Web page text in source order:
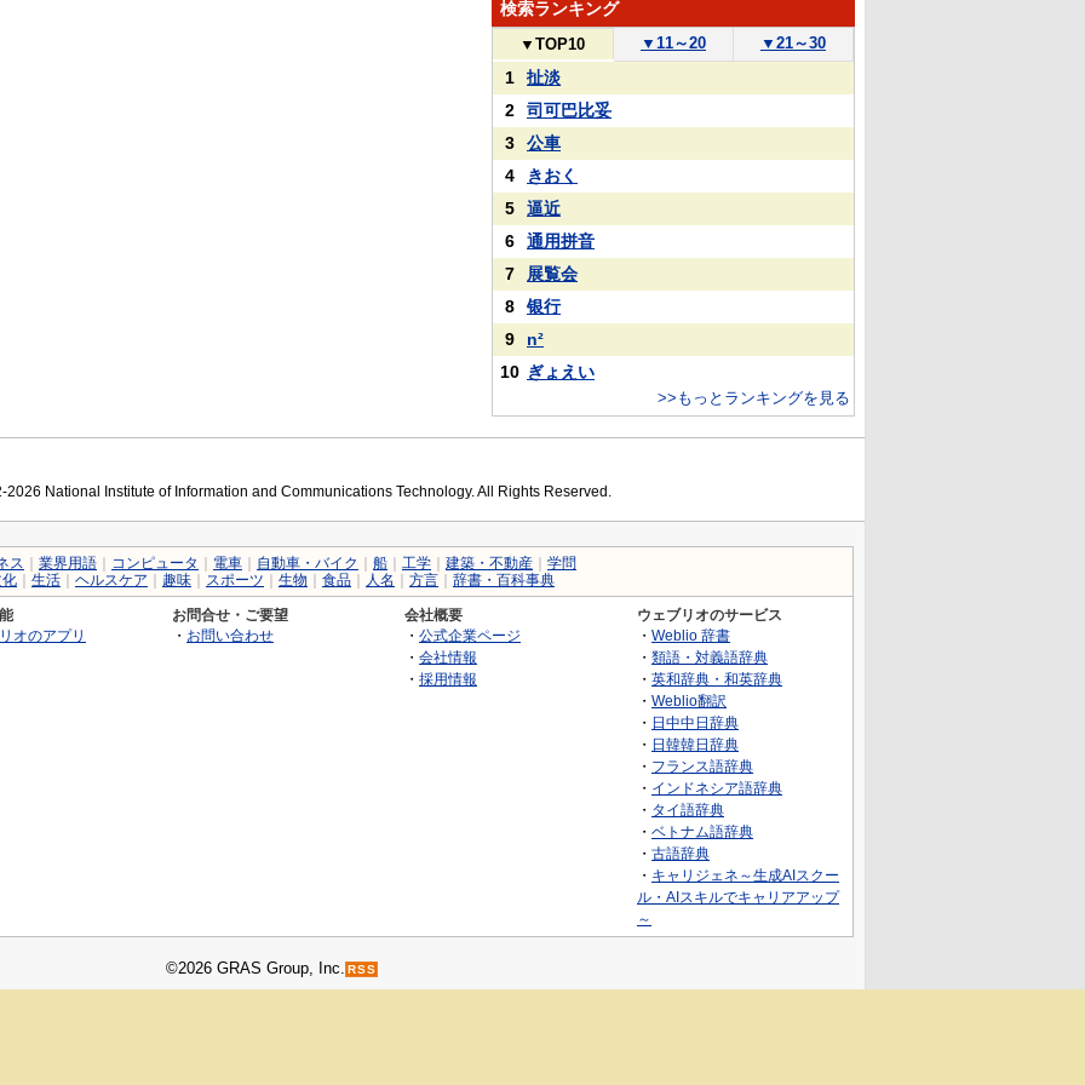
検索ランキング
▼ TOP10 ▼ 11～20 ▼ 21～30
1
扯淡
2
司可巴比妥
3
公車
4
きおく
5
逼近
6
通用拼音
7
展覧会
8
银行
9
n²
10 ぎょえい
>>もっとランキングを見る
National Institute of Information and Communications Technology. All Rights Reserved.
ス 業界用語 コンピュータ 電車 自動車・バイク 船 工学 建築・不動産
学問
化
生活 ヘルスケア 趣味 スポーツ 生物 食品 人名 方言 辞書・百科事典
オのアプリ
お問合せ・ご要望
・ お問い合わせ
会社概要
・ 公式企業ページ
・ 会社情報
・ 採用情報
ウェブリオのサービス
・ Weblio 辞書
・ 類語・対義語辞典
・ 英和辞典・和英辞典
・ Weblio翻訳
・ 日中中日辞典
・ 日韓韓日辞典
・ フランス語辞典
・ インドネシア語辞典
・ タイ語辞典
・ ベトナム語辞典
・ 古語辞典
・ キャリジェネ～生成AIスクー
ル・AIスキルでキャリアアップ
～
©2026 GRAS Group, Inc. RSS